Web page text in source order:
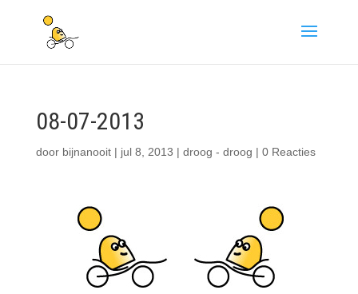
08-07-2013
door bijnanooit| jul 8, 2013 | droog - droog | 0 Reacties